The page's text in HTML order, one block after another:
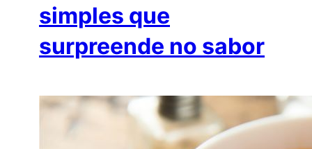
simples que
surpreende no sabor